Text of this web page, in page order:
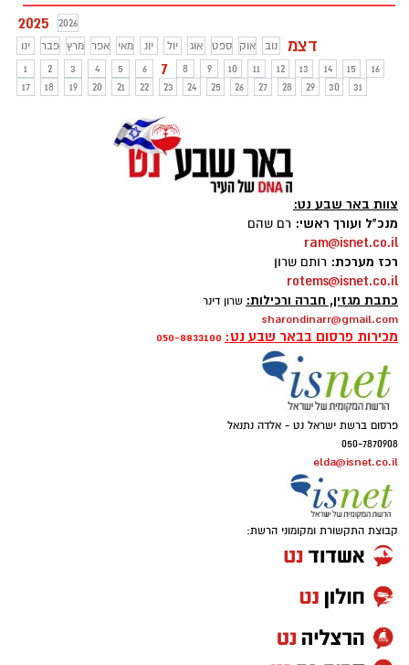
2025
2026
ינו
פבר מרץ אפר מאי יונ יול אוג ספט אוק נוב דצמ
1 2 3 4 5 6 7 8 9 10 11 12 13 14 15
16
17
18 19 20 21 22 23 24 25 26 27 28 29 30 31
צוות באר שבע נט:
מנכ"ל ועורך ראשי: רם שהם
ram@isnet.co.il
רכז מערכת: רותם שרון
rotems@isnet.co.il
כתבת מגזין, חברה ורכילות: שרון דינר
sharondinarr@gmail.com
מכירות פרסום בבאר שבע נט: 050-8833100
פרסום ברשת ישראל נט - אלדה נתנאל
050-7870908
elda@isnet.co.il
קבוצת התקשורת ומקומוני הרשת: